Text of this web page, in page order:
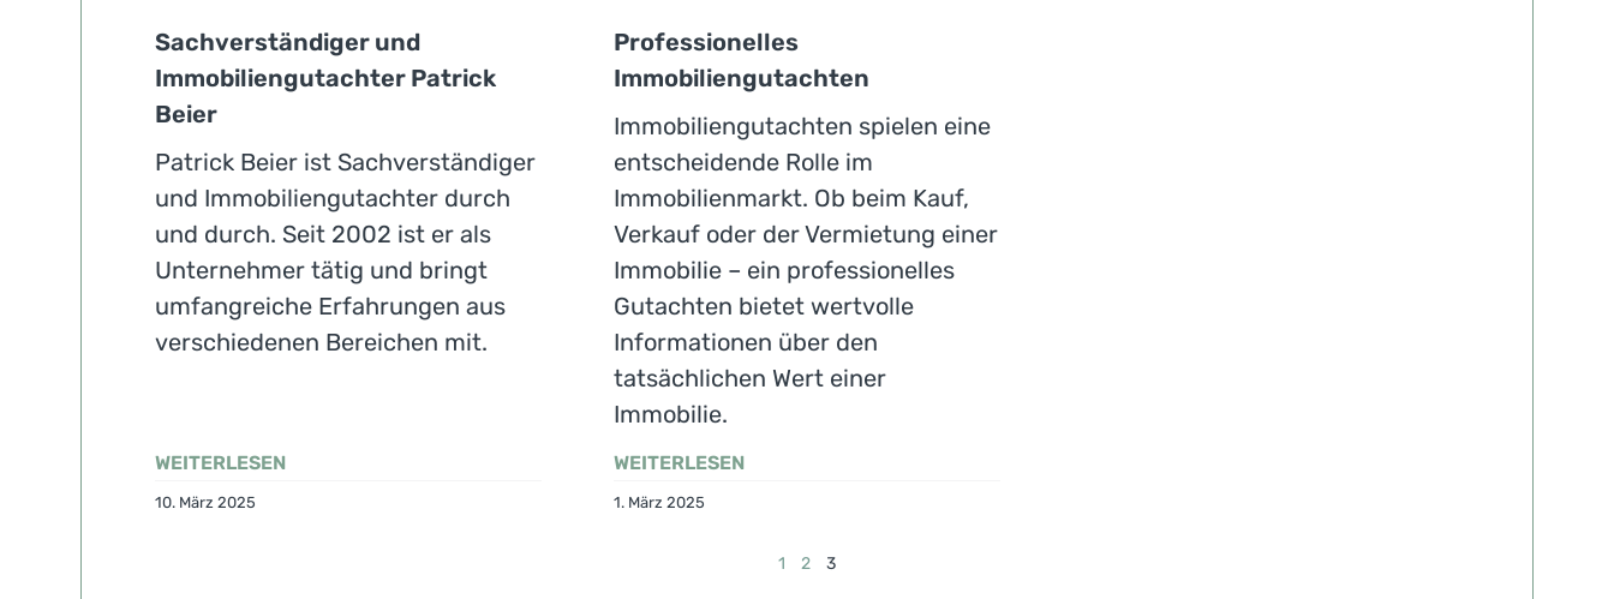
Sachverständiger und
Immobiliengutachter Patrick
Beier
Patrick Beier ist Sachverständiger
und Immobiliengutachter durch
und durch. Seit 2002 ist er als
Unternehmer tätig und bringt
umfangreiche Erfahrungen aus
verschiedenen Bereichen mit.
WEITERLESEN
10. März 2025
Professionelles
Immobiliengutachten
Immobiliengutachten spielen eine
entscheidende Rolle im
Immobilienmarkt. Ob beim Kauf,
Verkauf oder der Vermietung einer
Immobilie – ein professionelles
Gutachten bietet wertvolle
Informationen über den
tatsächlichen Wert einer
Immobilie.
WEITERLESEN
1. März 2025
1 2 3